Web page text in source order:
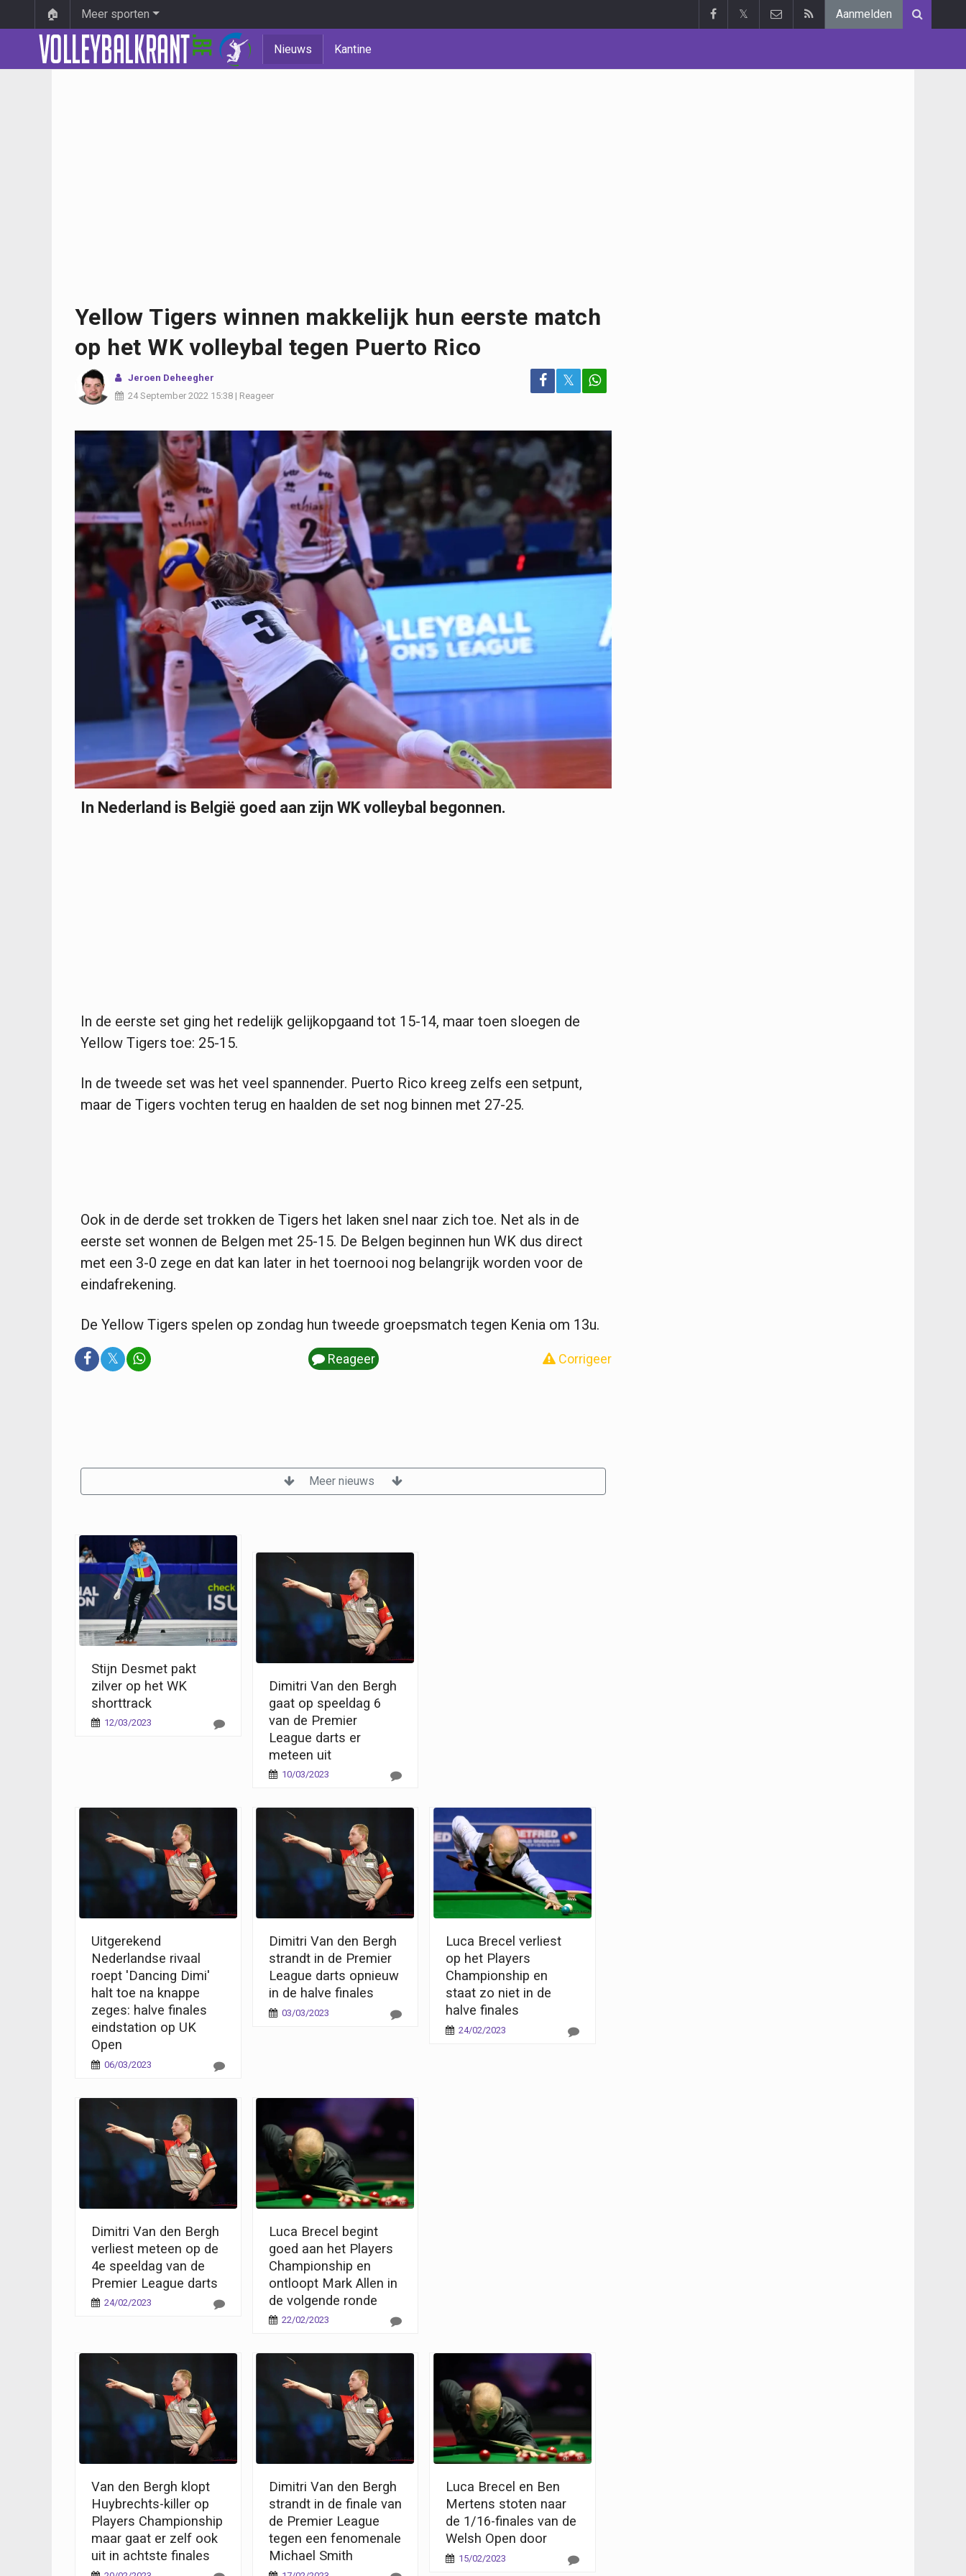
🏠 Meer sporten 𝕏 Aanmelden
Nieuws Kantine
Yellow Tigers winnen makkelijk hun eerste match
op het WK volleybal tegen Puerto Rico
Jeroen Deheegher
24 September 2022 15:38 | Reageer
𝕏
In Nederland is België goed aan zijn WK volleybal begonnen.
In de eerste set ging het redelijk gelijkopgaand tot 15-14, maar toen sloegen de
Yellow Tigers toe: 25-15.
In de tweede set was het veel spannender. Puerto Rico kreeg zelfs een setpunt,
maar de Tigers vochten terug en haalden de set nog binnen met 27-25.
Ook in de derde set trokken de Tigers het laken snel naar zich toe. Net als in de
eerste set wonnen de Belgen met 25-15. De Belgen beginnen hun WK dus direct
met een 3-0 zege en dat kan later in het toernooi nog belangrijk worden voor de
eindafrekening.
De Yellow Tigers spelen op zondag hun tweede groepsmatch tegen Kenia om 13u.
𝕏 Reageer Corrigeer
Meer nieuws
Stijn Desmet pakt
zilver op het WK
shorttrack
12/03/2023
Dimitri Van den Bergh
gaat op speeldag 6
van de Premier
League darts er
meteen uit
10/03/2023
Uitgerekend
Nederlandse rivaal
roept 'Dancing Dimi'
halt toe na knappe
zeges: halve finales
eindstation op UK
Open
06/03/2023
Dimitri Van den Bergh
strandt in de Premier
League darts opnieuw
in de halve finales
03/03/2023
Luca Brecel verliest
op het Players
Championship en
staat zo niet in de
halve finales
24/02/2023
Dimitri Van den Bergh
verliest meteen op de
4e speeldag van de
Premier League darts
24/02/2023
Luca Brecel begint
goed aan het Players
Championship en
ontloopt Mark Allen in
de volgende ronde
22/02/2023
Van den Bergh klopt
Huybrechts-killer op
Players Championship
maar gaat er zelf ook
uit in achtste finales
Dimitri Van den Bergh
strandt in de finale van
de Premier League
tegen een fenomenale
Michael Smith
Luca Brecel en Ben
Mertens stoten naar
de 1/16-finales van de
Welsh Open door
15/02/2023